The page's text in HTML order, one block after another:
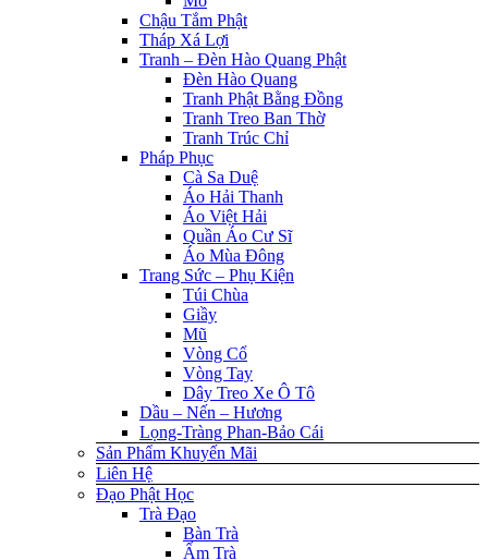
Chậu Tắm Phật
Tháp Xá Lợi
Tranh – Đèn Hào Quang Phật
Đèn Hào Quang
Tranh Phật Bằng Đồng
Tranh Treo Ban Thờ
Tranh Trúc Chỉ
Pháp Phục
Cà Sa Duệ
Áo Hải Thanh
Áo Việt Hải
Quần Áo Cư Sĩ
Áo Mùa Đông
Trang Sức – Phụ Kiện
Túi Chùa
Giầy
Mũ
Vòng Cổ
Vòng Tay
Dây Treo Xe Ô Tô
Dầu – Nến – Hương
Lọng-Tràng Phan-Bảo Cái
Sản Phẩm Khuyến Mãi
Liên Hệ
Đạo Phật Học
Trà Đạo
Bàn Trà
Ấm Trà